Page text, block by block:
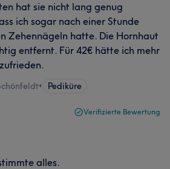
hat sie nicht lang genug
ich sogar nach einer Stunde
Zehennägeln hatte. Die Hornhaut
entfernt. Für 42€ hätte ich mehr
• Pediküre
Verifizierte Bewertung
alles.